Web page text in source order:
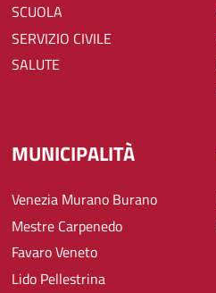
SCUOLA
SERVIZIO CIVILE
SALUTE
MUNICIPALITÀ
Venezia Murano Burano
Mestre Carpenedo
Favaro Veneto
Lido Pellestrina